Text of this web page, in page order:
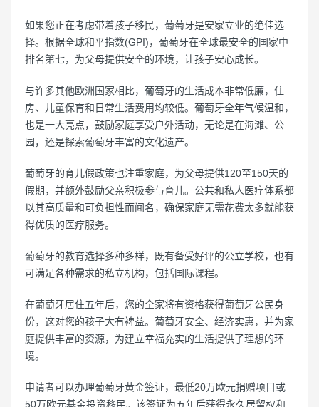
如果您正在考虑带着孩子移民，葡萄牙是安家立业的绝佳选
择。根据全球和平指数(GPI)，葡萄牙在全球最安全的国家中
排名第七，为父母提供安全的环境，让孩子安心成长。
与许多其他欧洲国家相比，葡萄牙的生活成本非常低廉，住
房、儿童保育和日常生活费用均较低。葡萄牙全年气候温和，
也是一大亮点，鼓励家庭享受户外活动，无论是在海滩、公
园，还是探索葡萄牙丰富的文化遗产。
葡萄牙的育儿假政策也注重家庭，为父母提供120至150天的
假期，并额外鼓励父亲积极参与育儿。公共和私人医疗体系都
以其高质量和可负担性而闻名，确保家庭无需花费太多就能获
得优质的医疗服务。
葡萄牙的教育选择多种多样，既有备受好评的公立学校，也有
可满足各种需求的私立机构，包括国际课程。
在葡萄牙居住五年后，您的全家将有资格获得葡萄牙公民身
份，这对您的孩子大有裨益。葡萄牙安全、经济实惠，并为家
庭提供丰富的资源，为建立幸福充实的生活提供了理想的环
境。
申请者可以办理葡萄牙黄金签证，最低20万欧元捐赠项目或
50万欧元基金投资移民。该签证为五年后获得永久居留权和